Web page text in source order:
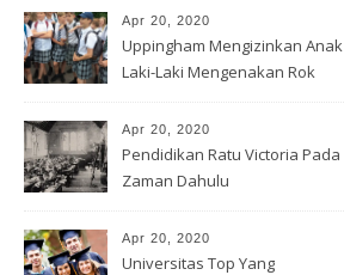
Apr 20, 2020
Uppingham Mengizinkan Anak
Laki-Laki Mengenakan Rok
Apr 20, 2020
Pendidikan Ratu Victoria Pada
Zaman Dahulu
Apr 20, 2020
Universitas Top Yang